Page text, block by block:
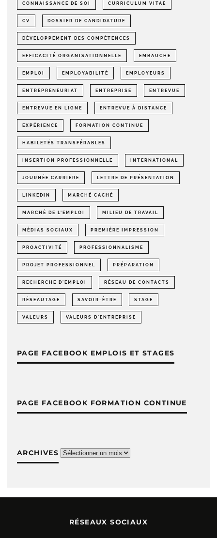
CONNAISSANCE DE SOI CURRICULUM VITAE
CV DOSSIER DE CANDIDATURE
DÉVELOPPEMENT DES COMPÉTENCES
EFFICACITÉ ORGANISATIONNELLE EMBAUCHE
EMPLOI EMPLOYABILITÉ EMPLOYEURS
ENTREPRENEURIAT ENTREPRISE ENTREVUE
ENTREVUE EN LIGNE ENTREVUE À DISTANCE
EXPÉRIENCE FORMATION CONTINUE
HABILETÉS TRANSFÉRABLES
INSERTION PROFESSIONNELLE INTERNATIONAL
JOURNÉE CARRIÈRE LETTRE DE PRÉSENTATION
LINKEDIN MARCHÉ CACHÉ
MARCHÉ DE L'EMPLOI MILIEU DE TRAVAIL
MÉDIAS SOCIAUX PREMIÈRE IMPRESSION
PROACTIVITÉ PROFESSIONNALISME
PROJET PROFESSIONNEL PRÉPARATION
RECHERCHE D'EMPLOI RÉSEAU DE CONTACTS
RÉSEAUTAGE SAVOIR-ÊTRE STAGE
VALEURS VALEURS D'ENTREPRISE
PAGE FACEBOOK EMPLOIS ET STAGES
PAGE FACEBOOK FORMATION CONTINUE
ARCHIVES Archives
RÉSEAUX SOCIAUX